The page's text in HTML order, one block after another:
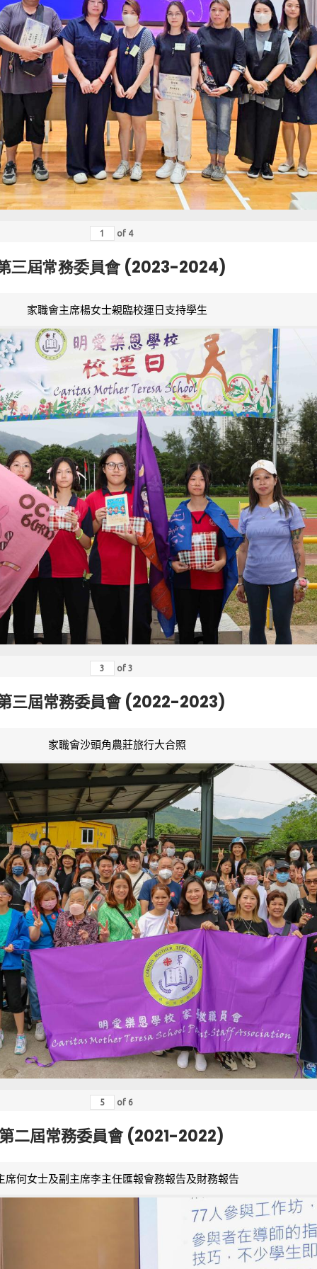
of 4
三屆常務委員會 (2023-2024)
家職會主席楊女士親臨校運日支持學生
of 3
三屆常務委員會 (2022-2023)
家職會沙頭角農莊旅行大合照
of 6
二屆常務委員會 (2021-2022)
席何女士及副主席李主任匯報會務報告及財務報告